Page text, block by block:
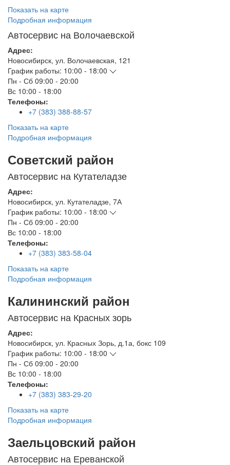
Показать на карте
Подробная информация
Автосервис на Волочаевской
Адрес:
Новосибирск, ул. Волочаевская, 121
График работы: 10:00 - 18:00
Пн - Сб 09:00 - 20:00
Вс 10:00 - 18:00
Телефоны:
+7 (383) 388-88-57
Показать на карте
Подробная информация
Советский район
Автосервис на Кутателадзе
Адрес:
Новосибирск, ул. Кутателадзе, 7А
График работы: 10:00 - 18:00
Пн - Сб 09:00 - 20:00
Вс 10:00 - 18:00
Телефоны:
+7 (383) 383-58-04
Показать на карте
Подробная информация
Калининский район
Автосервис на Красных зорь
Адрес:
Новосибирск, ул. Красных Зорь, д.1а, бокс 109
График работы: 10:00 - 18:00
Пн - Сб 09:00 - 20:00
Вс 10:00 - 18:00
Телефоны:
+7 (383) 383-29-20
Показать на карте
Подробная информация
Заельцовский район
Автосервис на Ереванской